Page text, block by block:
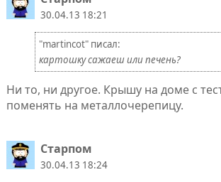
30.04.13 18:21
"martincot" писал:
картошку сажаеш или печень?
Ни то, ни другое. Крышу на доме с
поменять на металлочерепицу.
Старпом
30.04.13 18:24